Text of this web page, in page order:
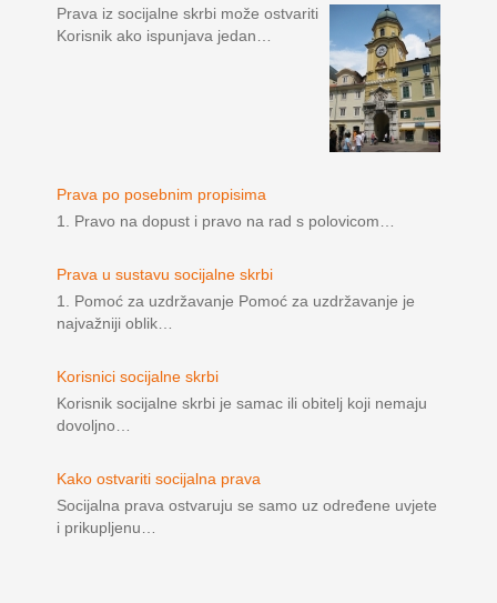
Prava iz socijalne skrbi može ostvariti
Korisnik ako ispunjava jedan…
Prava po posebnim propisima
1. Pravo na dopust i pravo na rad s polovicom…
Prava u sustavu socijalne skrbi
1. Pomoć za uzdržavanje Pomoć za uzdržavanje je
najvažniji oblik…
Korisnici socijalne skrbi
Korisnik socijalne skrbi je samac ili obitelj koji nemaju
dovoljno…
Kako ostvariti socijalna prava
Socijalna prava ostvaruju se samo uz određene uvjete
i prikupljenu…